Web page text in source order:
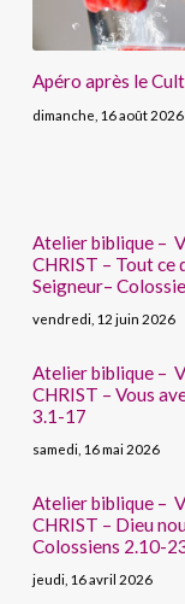
Apéro après le
dimanche, 16 août 2026
Atelier biblique –
CHRIST – Tout ce
Seigneur–
vendredi, 12 juin 2026
Atelier biblique –
CHRIST – Vous
3.1-17
samedi, 16 mai 2026
Atelier biblique –
CHRIST – Dieu
Colossiens 2.10-
jeudi, 16 avril 2026